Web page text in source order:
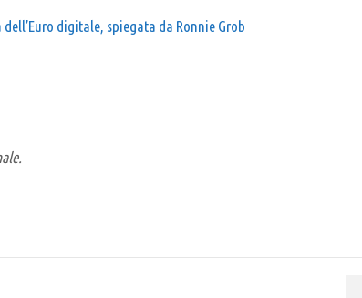
digitale, spiegata da Ronnie Grob